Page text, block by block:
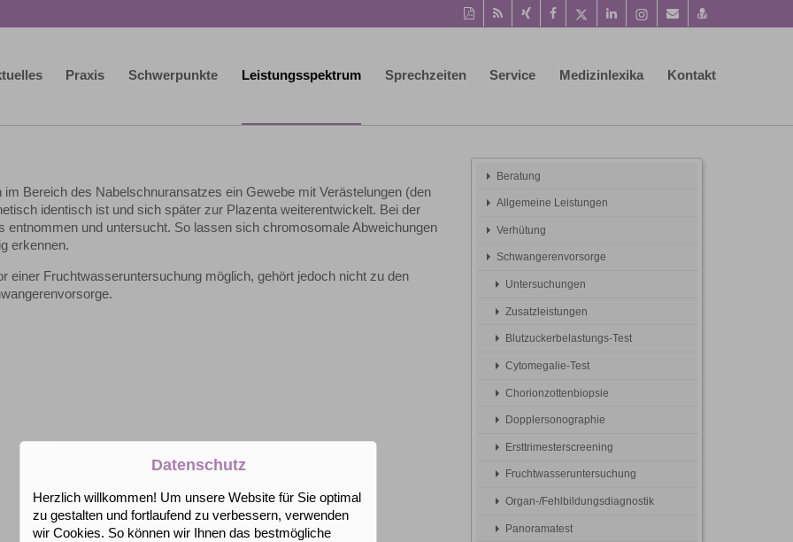
Diese
Seite
drucken
RSS-
Feed
Auf
Xing
Auf
Facebook
Twitter
Auf
LinkedIn
Instagram-
Seite
Per
Mail
vCard
speichern
Praxis Schwerpunkte Leistungsspektrum Sprechzeiten Service Medizinlexika Kontakt
Bereich des Nabelschnuransatzes ein Gewebe mit Verästelungen (den
identisch ist und sich später zur Plazenta weiterentwickelt. Bei der
entnommen und untersucht. So lassen sich chromosomale Abweichungen
erkennen.
einer Fruchtwasseruntersuchung möglich, gehört jedoch nicht zu den
Beratung
Allgemeine Leistungen
Verhütung
Schwangerenvorsorge
Untersuchungen
Zusatzleistungen
Blutzuckerbelastungs-Test
Cytomegalie-Test
Chorionzottenbiopsie
Dopplersonographie
Ersttrimesterscreening
Fruchtwasseruntersuchung
Organ-/Fehlbildungsdiagnostik
Panoramatest
Datenschutz
Herzlich willkommen! Um unsere Website für Sie optimal
zu gestalten und fortlaufend zu verbessern, verwenden
wir Cookies. So können wir Ihnen das bestmögliche